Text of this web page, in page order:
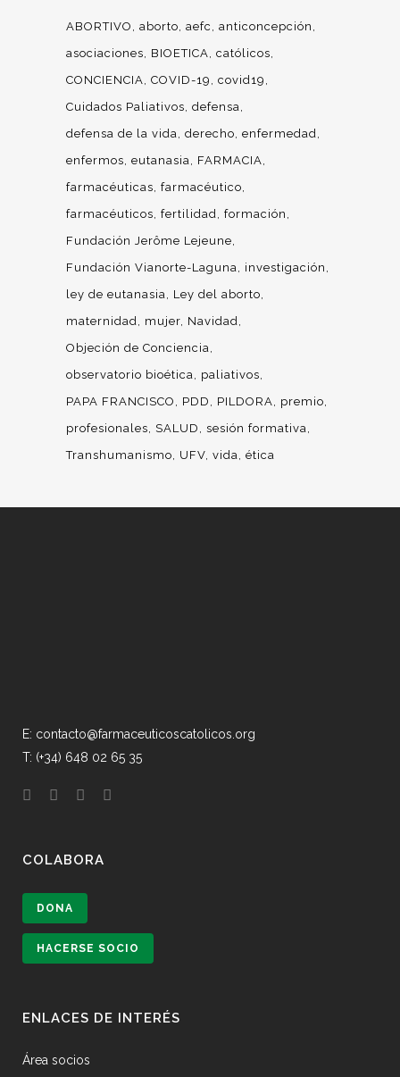
ABORTIVO aborto aefc
anticoncepción
asociaciones
BIOETICA católicos
CONCIENCIA COVID-19
covid19
Cuidados Paliativos defensa
defensa de la vida derecho enfermedad
enfermos eutanasia
FARMACIA
farmacéuticas farmacéutico
farmacéuticos fertilidad formación
Fundación Jerôme Lejeune
Fundación Vianorte-Laguna
investigación
ley de eutanasia
Ley del aborto
maternidad
mujer Navidad
Objeción de Conciencia
observatorio bioética
paliativos
PAPA FRANCISCO
PDD PILDORA
premio
profesionales
SALUD
sesión formativa
Transhumanismo
UFV vida ética
E: contacto@farmaceuticoscatolicos.org
T: (+34) 648 02 65 35
COLABORA
DONA
HACERSE SOCIO
ENLACES DE INTERÉS
Área socios